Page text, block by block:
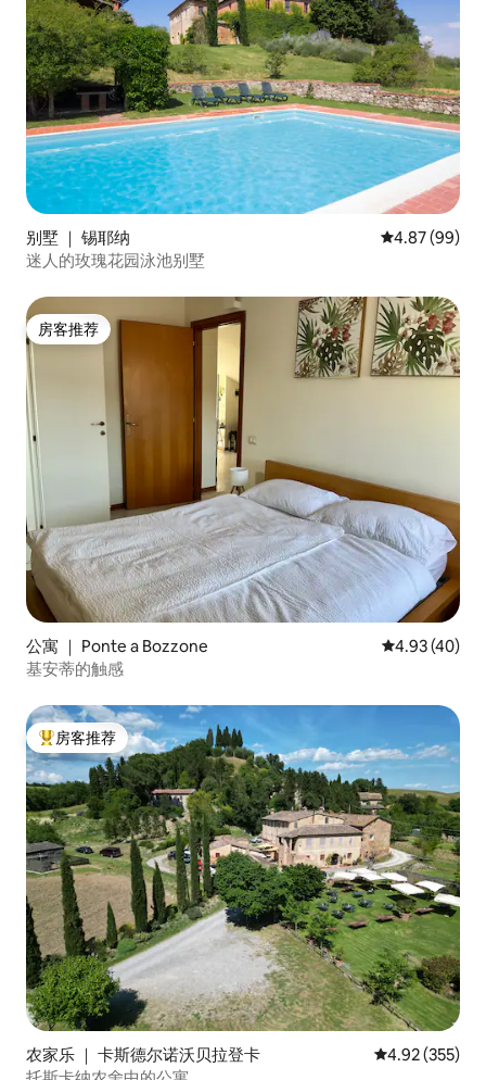
别墅 ｜ 锡耶纳 平均评分 4.87
4.87 (99)
迷人的玫瑰花园泳池别墅
房客推荐
房客推荐
公寓 ｜ Ponte a Bozzone 平均评分
4.93 (40)
基安蒂的触感
热门「房客推荐」
房客推荐
农家乐 ｜ 卡斯德尔诺沃贝拉登卡 平均评分 4.92
4.92 (355)